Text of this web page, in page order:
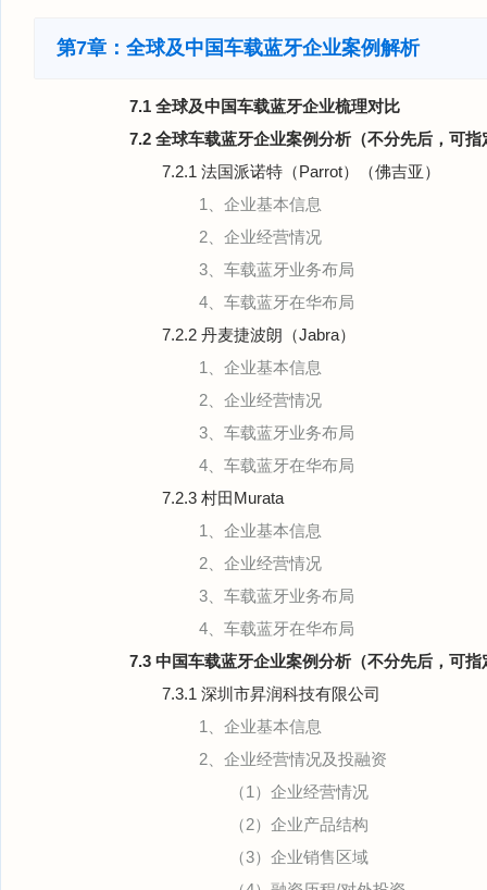
第7章：全球及中国车载蓝牙企业案例解析
7.1 全球及中国车载蓝牙企业梳理对比
7.2 全球车载蓝牙企业案例分析（不分先后，可指
7.2.1 法国派诺特（Parrot）（佛吉亚）
1、企业基本信息
2、企业经营情况
3、车载蓝牙业务布局
4、车载蓝牙在华布局
7.2.2 丹麦捷波朗（Jabra）
1、企业基本信息
2、企业经营情况
3、车载蓝牙业务布局
4、车载蓝牙在华布局
7.2.3 村田Murata
1、企业基本信息
2、企业经营情况
3、车载蓝牙业务布局
4、车载蓝牙在华布局
7.3 中国车载蓝牙企业案例分析（不分先后，可指
7.3.1 深圳市昇润科技有限公司
1、企业基本信息
2、企业经营情况及投融资
（1）企业经营情况
（2）企业产品结构
（3）企业销售区域